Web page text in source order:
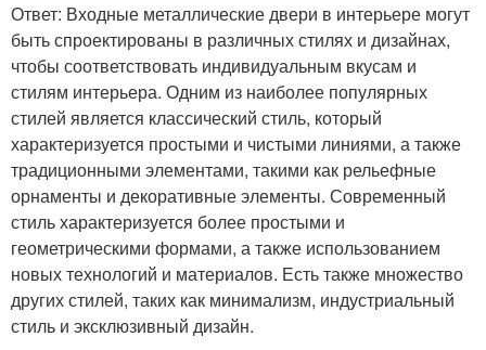
Ответ: Входные металлические двери в интерьере могут
быть спроектированы в различных стилях и дизайнах,
чтобы соответствовать индивидуальным вкусам и
стилям интерьера. Одним из наиболее популярных
стилей является классический стиль, который
характеризуется простыми и чистыми линиями, а также
традиционными элементами, такими как рельефные
орнаменты и декоративные элементы. Современный
стиль характеризуется более простыми и
геометрическими формами, а также использованием
новых технологий и материалов. Есть также множество
других стилей, таких как минимализм, индустриальный
стиль и эксклюзивный дизайн.